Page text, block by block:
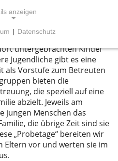
bieten Platz für jeweils
Alter von 6 bis 18 Jahren.
in unmittelbarer Nähe zur
betreuen im
untergebrachten Kinder
Jugendliche gibt es eine
als Vorstufe zum Betreuten
bieten die
die speziell auf eine
abzielt. Jeweils am
jungen Menschen das
die übrige Zeit sind sie
„Probetage“ bereiten wir
Eltern vor und werten sie im
anzeigen
ermöglichen
und sind für die
der Website
| Datenschutz